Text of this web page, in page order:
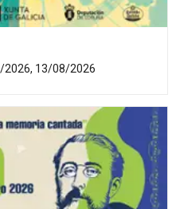
2026, 13/08/2026